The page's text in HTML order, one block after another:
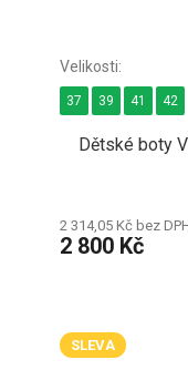
Dětské boty
2 314,05 Kč bez
2 800 Kč
37 39 41 42
SLEVA